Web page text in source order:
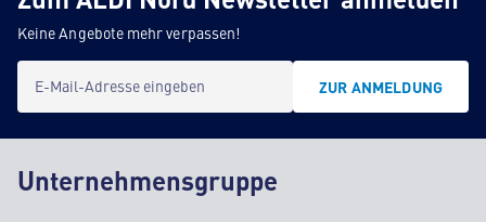
Keine Angebote mehr verpassen!
E-Mail-Adresse eingeben ZUR ANMELDUNG
Unternehmensgruppe